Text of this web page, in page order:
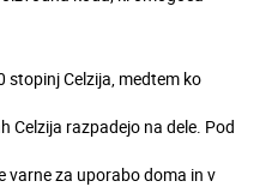
stopinj Celzija, medtem ko
Celzija razpadejo na dele. Pod
varne za uporabo doma in v